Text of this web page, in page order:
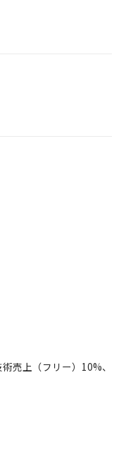
売上（フリー）10%、